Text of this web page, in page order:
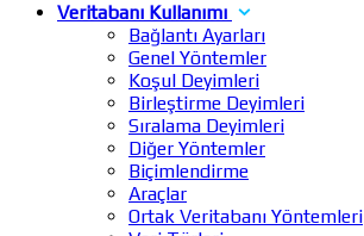
Veritabanı Kullanımı
Bağlantı Ayarları
Genel Yöntemler
Koşul Deyimleri
Birleştirme Deyimleri
Sıralama Deyimleri
Diğer Yöntemler
Biçimlendirme
Araçlar
Ortak Veritabanı Yöntemleri